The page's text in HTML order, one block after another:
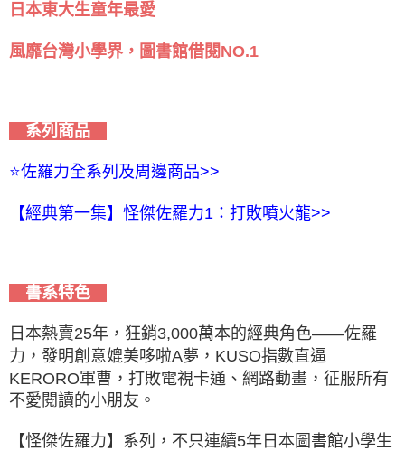
日本東大生童年最愛
風靡台灣小學界，圖書館借閱NO.1
系列商品
⭐️佐羅力全系列及周邊商品>>
【經典第一集】怪傑佐羅力1：打敗噴火龍>>
書系特色
日本熱賣25年，狂銷3,000萬本的經典角色——佐羅
力，發明創意媲美哆啦A夢，KUSO指數直逼
KERORO軍曹，打敗電視卡通、網路動畫，征服所有
不愛閱讀的小朋友。
【怪傑佐羅力】系列，不只連續5年日本圖書館小學生